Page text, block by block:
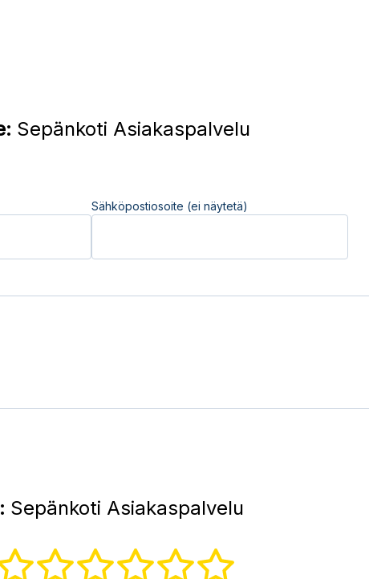
Sepänkoti Asiakaspalvelu
Sähköpostiosoite (ei näytetä)
Sepänkoti Asiakaspalvelu